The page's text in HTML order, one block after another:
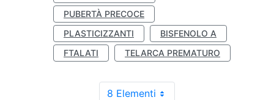
PUBERTÀ PRECOCE
PLASTICIZZANTI
BISFENOLO A
FTALATI
TELARCA PREMATURO
8 Elementi